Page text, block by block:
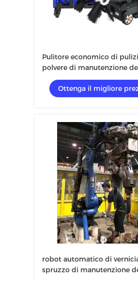
Pulitore economico di
polvere di manutenzione
della presa d'aria
Ottenga il migliore
robot automatico di
spruzzo di manutenzione